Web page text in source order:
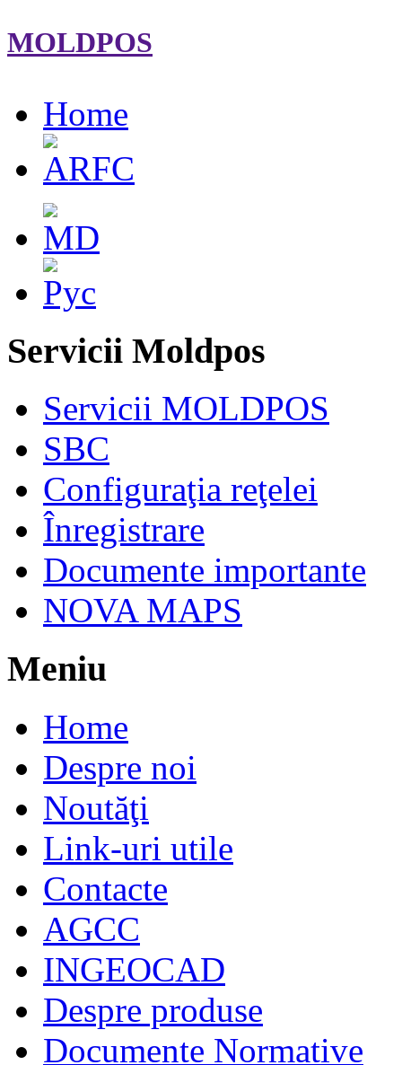
MOLDPOS
Home
Servicii Moldpos
Servicii MOLDPOS
SBC
Configuraţia reţelei
Înregistrare
Documente importante
NOVA MAPS
Meniu
Home
Despre noi
Noutăţi
Link-uri utile
Contacte
AGCC
INGEOCAD
Despre produse
Documente Normative